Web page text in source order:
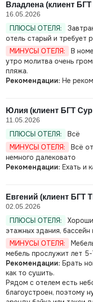
Владлена (клиент
16.05.2026
ПЛЮСЫ ОТЕЛЯ:
отель старый и требует
МИНУСЫ ОТЕЛЯ:
В
утро молитва очень
пляжа.
Рекомендации: Не
Юлия (клиент БГТ
11.05.2026
ПЛЮСЫ ОТЕЛЯ:
Всё
МИНУСЫ ОТЕЛЯ:
Всё
немного далековато
Рекомендации: Ехать и
Евгений (клиент БГТ
02.05.2026
ПЛЮСЫ ОТЕЛЯ:
этажных здания,
МИНУСЫ ОТЕЛЯ:
мебель прослужит лет
Рекомендации: Брать
как то сушить.
Рядом с отелем есть
благоустроен, поэтому